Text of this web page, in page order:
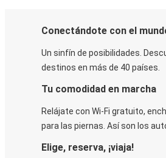
Conectándote con el
Un sinfín de posibilidades.
destinos en más de 40 países.
Tu comodidad en marcha
Relájate con Wi-Fi gratuito,
para las piernas. Así son los
Elige, reserva, ¡viaja!